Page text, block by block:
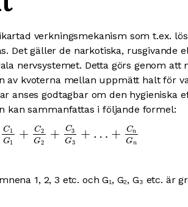
verkningsmekanism som t.ex.
Det gäller de narkotiska, rusgivande
nervsystemet. Detta görs genom att
av kvoterna mellan uppmätt halt för
anses godtagbar om den hygieniska
kan sammanfattas i följande formel:
C1
G1
+ C2
G2
+ C3
G3
+ … + Cn
Gn
1, 2, 3 etc. och G₁, G₂, G₃ etc. är